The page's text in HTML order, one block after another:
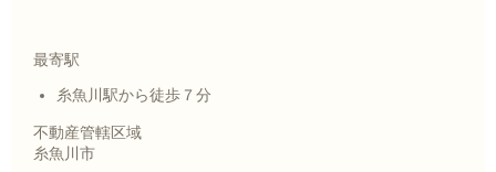
最寄駅
糸魚川駅から徒歩７分
不動産管轄区域
糸魚川市